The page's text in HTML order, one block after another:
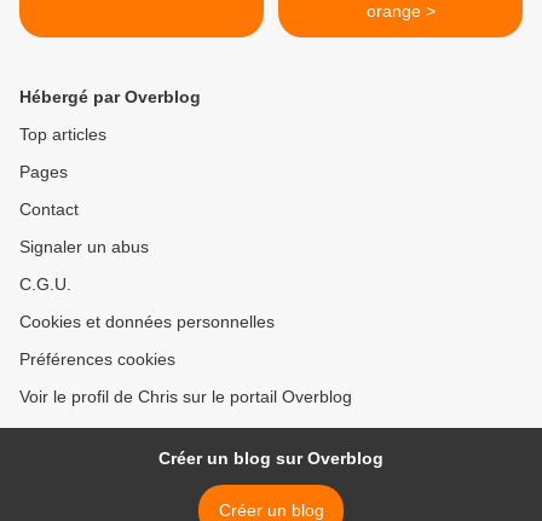
orange >
Hébergé par Overblog
Top articles
Pages
Contact
Signaler un abus
C.G.U.
Cookies et données personnelles
Préférences cookies
Voir le profil de Chris sur le portail Overblog
Créer un blog sur Overblog
Créer un blog